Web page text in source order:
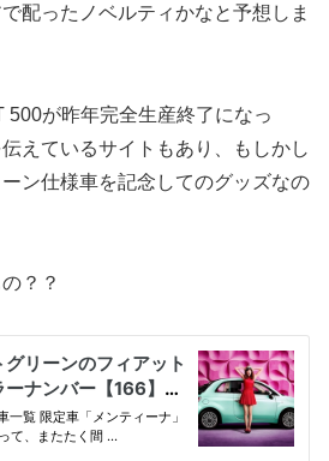
配ったノベルティかなと予想しま
500が昨年完全生産終了になっ
えているサイトもあり、もしかし
ン仕様車を記念してのグッズなの
？？